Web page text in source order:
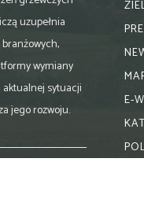
uzupełnia
wymiany
sytuacji
jego rozwoju.
E-